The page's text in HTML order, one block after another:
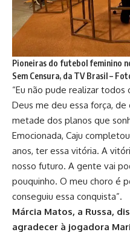
Pioneiras do futebol feminino
Sem Censura, da TV Brasil –
“Eu não pude realizar
Deus me deu essa força,
metade dos planos que
Emocionada, Caju
anos, ter essa vitória. A
nosso futuro. A gente vai
pouquinho. O meu choro é
conseguiu essa conquista”.
Márcia Matos, a Russa,
agradecer à jogadora